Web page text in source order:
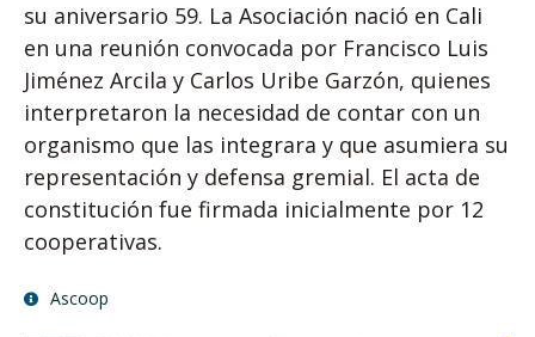
su aniversario 59. La Asociación nació en Cali
en una reunión convocada por Francisco Luis
Jiménez Arcila y Carlos Uribe Garzón, quienes
interpretaron la necesidad de contar con un
organismo que las integrara y que asumiera su
representación y defensa gremial. El acta de
constitución fue firmada inicialmente por 12
cooperativas.
Ascoop